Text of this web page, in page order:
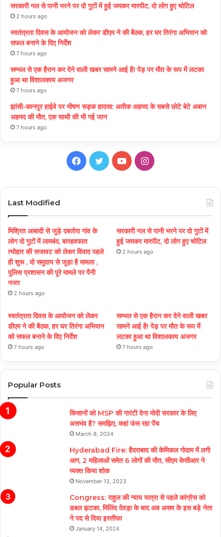
सरकारी नल से पानी भरने पर दो गुटों में हुई जमकर मारपीट, दो लोग हुए चोटिल
2 hours ago
स्वतंत्रता दिवस के आयोजन को लेकर डीएम ने की बैठक, हर घर तिरंगा अभियान को
सफल बनाने के दिए निर्देश
7 hours ago
सम्भल से एक हैरान कर देने वाली खबर सामने आई है! पेड़ पर मौत के रूप में लटका
हुआ था विशालकाय अजगर
7 hours ago
झांसी-कानपुर हाईवे पर भीषण सड़क हादसा: अतीक अहमद के सबसे छोटे बेटे अबान
अहमद की मौत, एक साथी की भी गई जान
7 hours ago
Facebook
TwitterYouTubeInstagram
Last Modified
मिश्रित आबादी से जुड़े दबतोरा गांव के
लोग दो गुटों में लामबंद, बारहवफात
त्योहार की सजावट को लेकर विवाद पहले
ही शुरू , दो समुदाय से जुड़ा है मामला ,
पुलिस प्रशासन की पूरे मामले पर पैनी
नजर
2 hours ago
सरकारी नल से पानी भरने पर दो गुटों में
हुई जमकर मारपीट, दो लोग हुए चोटिल
2 hours ago
स्वतंत्रता दिवस के आयोजन को लेकर
डीएम ने की बैठक, हर घर तिरंगा अभियान
को सफल बनाने के दिए निर्देश
7 hours ago
सम्भल से एक हैरान कर देने वाली खबर
सामने आई है! पेड़ पर मौत के रूप में
लटका हुआ था विशालकाय अजगर
7 hours ago
Popular Posts
किसानों को MSP की गारंटी देना मोदी सरकार के लिए
असभंव है? समझिए, कहां फंस रहा पेंच
March 8, 2024
Hyderabad Fire: हैदराबाद की केमिकल गोदाम में लगी
आग, 2 महिलाओं समेत 6 लोगों की मौत, सीएम केसीआर ने
व्यक्त किया शोक
November 13, 2023
Congress: राहुल की न्याय यात्रा से पहले कांग्रेस को
डबल झटका, मिलिंद देवड़ा के बाद अब असम के इस बड़े नेता
ने पद से दिया इस्तीफा
January 14, 2024